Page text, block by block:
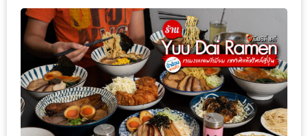
ที่
ครบ
ครั้ง
ช้อป
ชิ
ลล์
ชิม